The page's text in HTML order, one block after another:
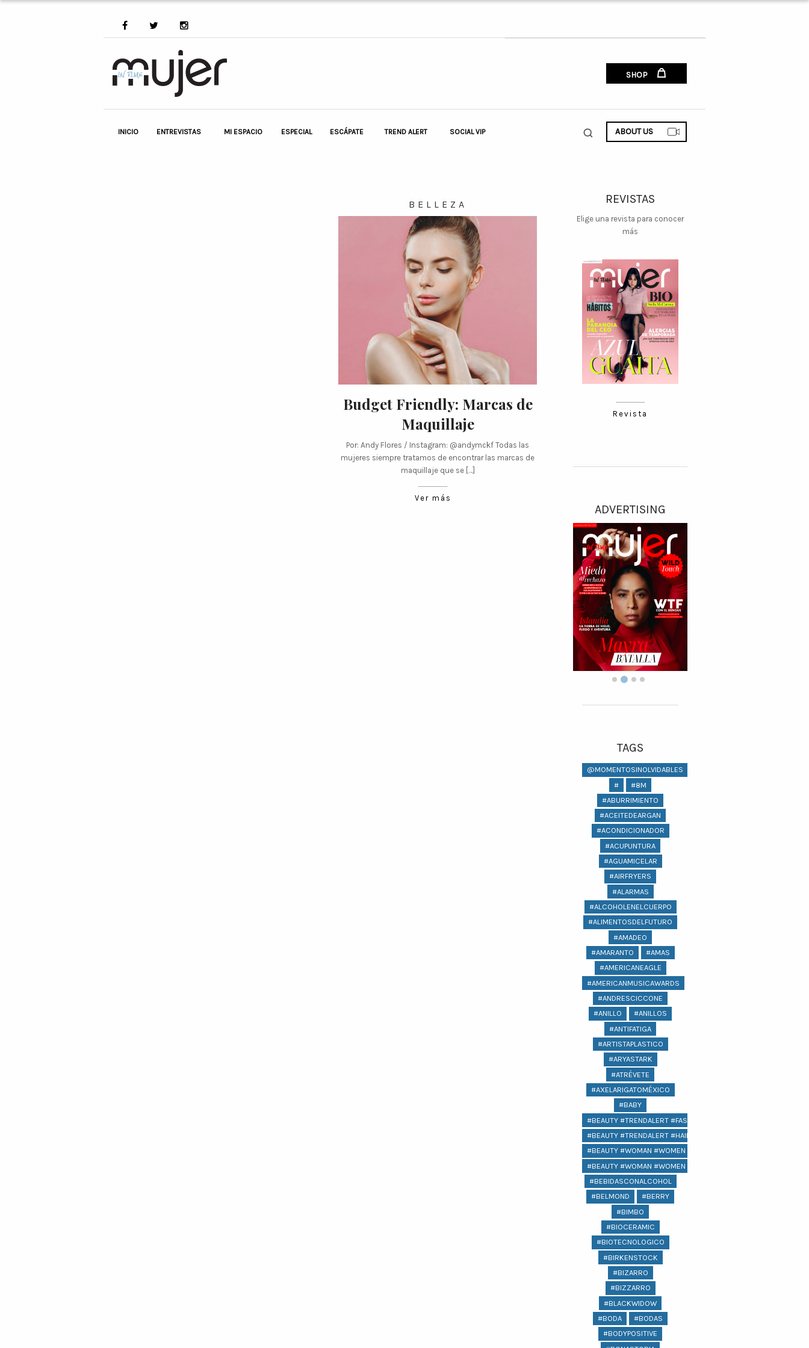
SHOP
INICIO ENTREVISTAS MI ESPACIO ESPECIAL ESCÁPATE TREND ALERT SOCIAL VIP ABOUT US
BELLEZA
Budget Friendly: Marcas de
Maquillaje
Por: Andy Flores / Instagram: @andymckf Todas las
mujeres siempre tratamos de encontrar las marcas de
maquillaje que se […]
Ver más
REVISTAS
Elige una revista para conocer
más
Revista
ADVERTISING
TAGS
@MOMENTOSINOLVIDABLES
#
#8M
#ABURRIMIENTO
#ACEITEDEARGAN
#ACONDICIONADOR
#ACUPUNTURA
#AGUAMICELAR
#AIRFRYERS
#ALARMAS
#ALCOHOLENELCUERPO
#ALIMENTOSDELFUTURO
#AMADEO
#AMARANTO
#AMAS
#AMERICANEAGLE
#AMERICANMUSICAWARDS
#ANDRESCICCONE
#ANILLO
#ANILLOS
#ANTIFATIGA
#ARTISTAPLASTICO
#ARYASTARK
#ATRÉVETE
#AXELARIGATOMÉXICO
#BABY
#BEAUTY #TRENDALERT #FASHION
#BEAUTY #TRENDALERT #HAIR #FASHION
#BEAUTY #WOMAN #WOMEN @LIFESTYLE #
#BEAUTY #WOMAN #WOMEN #LIFESTYLE #COMPRAS
#BEBIDASCONALCOHOL
#BELMOND
#BERRY
#BIMBO
#BIOCERAMIC
#BIOTECNOLOGICO
#BIRKENSTOCK
#BIZARRO
#BIZZARRO
#BLACKWIDOW
#BODA
#BODAS
#BODYPOSITIVE